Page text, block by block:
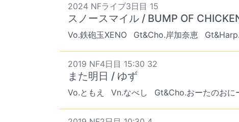
2024 NFライブ3日目 15
スノースマイル / BUMP OF
Vo.鉄砲玉XENO Gt&Cho.岸加奈恵
2019 NF4日目 15:30 32
また明日 / ゆず
Vo.ともえ Vn.なべし Gt&Cho.おーたのおに